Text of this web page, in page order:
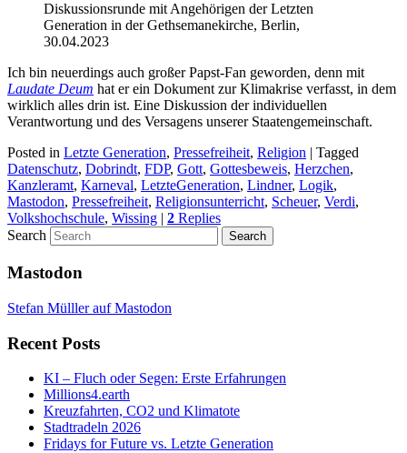
Diskussionsrunde mit Angehörigen der Letzten
Generation in der Gethsemanekirche, Berlin,
30.04.2023
Ich bin neuerdings auch großer Papst-Fan geworden, denn mit
Laudate Deum hat er ein Dokument zur Klimakrise verfasst, in dem
wirklich alles drin ist. Eine Diskussion der individuellen
Verantwortung und des Versagens unserer Staatengemeinschaft.
Posted in Letzte Generation, Pressefreiheit, Religion | Tagged
Datenschutz, Dobrindt, FDP, Gott, Gottesbeweis, Herzchen,
Kanzleramt, Karneval, LetzteGeneration, Lindner, Logik,
Mastodon, Pressefreiheit, Religionsunterricht, Scheuer, Verdi,
Volkshochschule, Wissing | 2 Replies
Search
Mastodon
Stefan Mülller auf Mastodon
Recent Posts
KI – Fluch oder Segen: Erste Erfahrungen
Millions4.earth
Kreuzfahrten, CO2 und Klimatote
Stadtradeln 2026
Fridays for Future vs. Letzte Generation